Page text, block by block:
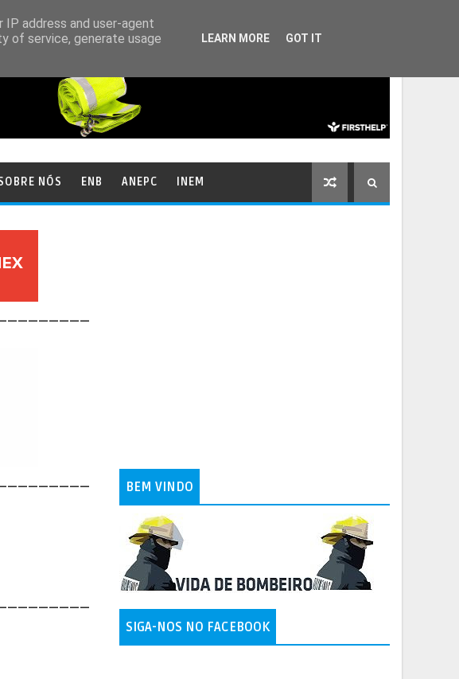
NÓS ENB ANEPC INEM
BEM VINDO
SIGA-NOS NO FACEBOOK
address and user-agent
of service, generate usage
LEARN MORE GOT IT